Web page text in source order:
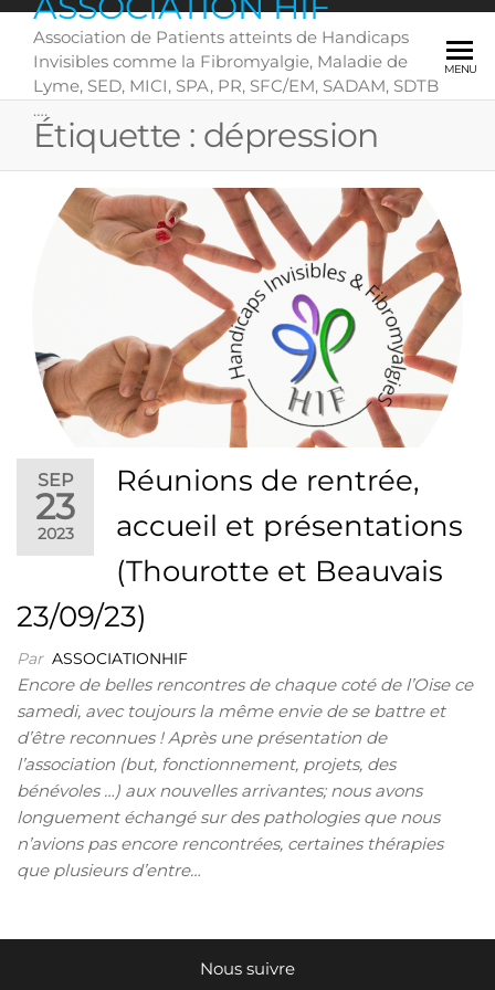
Skip
content
Association de Patients atteints de Handicaps
Invisibles comme la Fibromyalgie, Maladie de
Lyme, SED, MICI, SPA, PR, SFC/EM, SADAM, SDTB
….
MENU
Étiquette : dépression
SEP
23
2023
Réunions de rentrée,
accueil et présentations
(Thourotte et Beauvais
23/09/23)
Par ASSOCIATIONHIF
Encore de belles rencontres de chaque coté de l’Oise ce
samedi, avec toujours la même envie de se battre et
d’être reconnues ! Après une présentation de
l’association (but, fonctionnement, projets, des
bénévoles …) aux nouvelles arrivantes; nous avons
longuement échangé sur des pathologies que nous
n’avions pas encore rencontrées, certaines thérapies
que plusieurs d’entre…
Nous suivre